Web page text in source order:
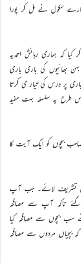
سکول نے مل کر پورا
کہ ہماری رہائش احمدیہ
بھائیوں کی باری باری
پر درس کی تیار ی کرتا
طرح یہ سلسلہ بہت مفید
صاحب بچوں کو ایک آیت کا
میں تشریف لائے۔ جب آپ
تاکہ آپ سے مصافحہ
سب بچوں سے مصافحہ کیا
بچیاں مردوں سے مصافحہ